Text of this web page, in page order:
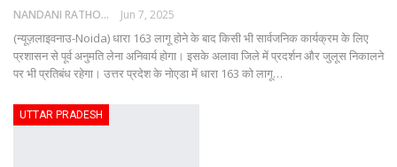
NANDANI RATHORE Jun 7, 2025
(न्यूज़लाइवनाउ-Noida) धारा 163 लागू होने के बाद किसी भी सार्वजनिक कार्यक्रम के लिए
प्रशासन से पूर्व अनुमति लेना अनिवार्य होगा। इसके अलावा जिले में प्रदर्शन और जुलूस निकालने
पर भी प्रतिबंध रहेगा। उत्तर प्रदेश के नोएडा में धारा 163 को लागू…
UTTAR PRADESH